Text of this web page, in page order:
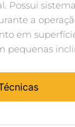
Possui
a
em
pequenas